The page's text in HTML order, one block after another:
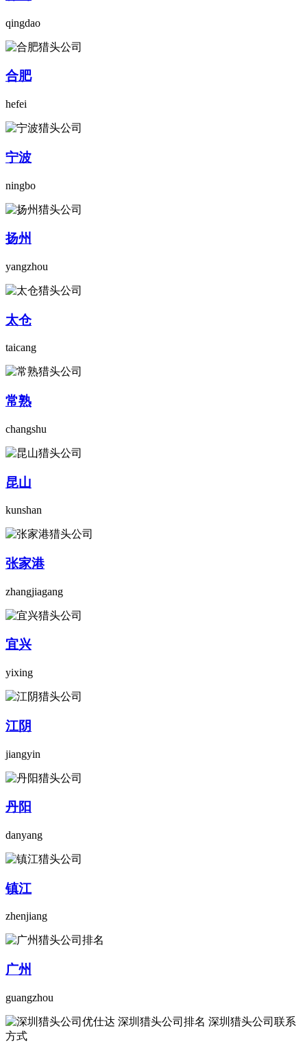
qingdao
合肥
hefei
宁波
ningbo
扬州
yangzhou
太仓
taicang
常熟
changshu
昆山
kunshan
张家港
zhangjiagang
宜兴
yixing
江阴
jiangyin
丹阳
danyang
镇江
zhenjiang
广州
guangzhou